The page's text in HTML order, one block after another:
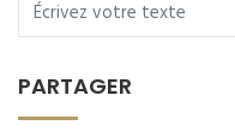
PARTAGER